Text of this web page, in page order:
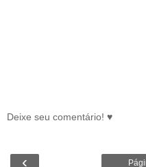
Deixe seu comentário! ♥
‹